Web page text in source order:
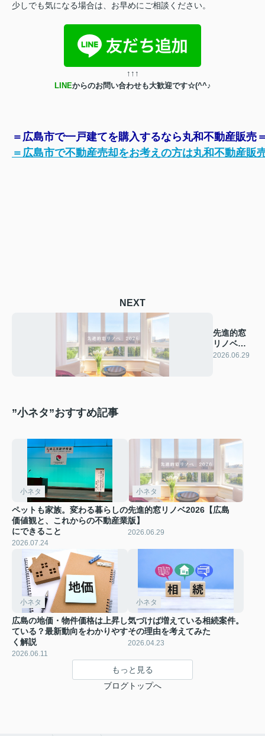
少しでも気になる場合は、お早めにご相談ください。
↑ ↑ ↑
LINEからのお問い合わせも大歓迎です☆(^^♪
＝広島市で一戸建てを購入するなら丸和不動産販売
＝広島市で不動産売却をお考えの方は丸和不動産販
NEXT
先進的窓
リノベ
2026【広
2026.06.29
”小ネタ”おすすめ記事
小ネタ
ペットも家族。変わる暮らしの
価値観と、これからの不動産業
にできること
2026.07.24
小ネタ
先進的窓リノベ2026【広島
版】
2026.06.29
小ネタ
広島の地価・物件価格は上昇し
ている？最新動向をわかりやす
く解説
2026.06.11
小ネタ
気づけば増えている相続案件。
その理由を考えてみた
2026.04.23
もっと見る
ブログトップへ